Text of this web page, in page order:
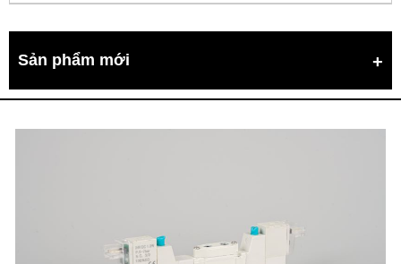
Sản phẩm mới